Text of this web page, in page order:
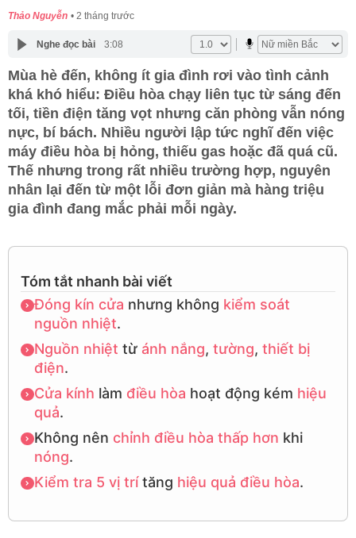
Thảo Nguyễn 2 tháng trước
Nghe đọc bài 3:08
Mùa hè đến, không ít gia đình rơi vào tình cảnh
khá khó hiểu: Điều hòa chạy liên tục từ sáng đến
tối, tiền điện tăng vọt nhưng căn phòng vẫn nóng
nực, bí bách. Nhiều người lập tức nghĩ đến việc
máy điều hòa bị hỏng, thiếu gas hoặc đã quá cũ.
Thế nhưng trong rất nhiều trường hợp, nguyên
nhân lại đến từ một lỗi đơn giản mà hàng triệu
gia đình đang mắc phải mỗi ngày.
Tóm tắt nhanh bài viết
Đóng kín cửa nhưng không kiểm soát
nguồn nhiệt.
Nguồn nhiệt từ ánh nắng, tường, thiết bị
điện.
Cửa kính làm điều hòa hoạt động kém hiệu
quả.
Không nên chỉnh điều hòa thấp hơn khi
nóng.
Kiểm tra 5 vị trítăng hiệu quả điều hòa.